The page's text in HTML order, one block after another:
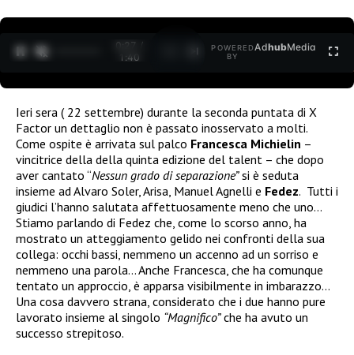
0:27 /
1:40
POWERED
BY
AdhubMedia
Ieri sera ( 22 settembre) durante la seconda puntata di X
Factor un dettaglio non è passato inosservato a molti.
Come ospite è arrivata sul palco Francesca Michielin –
vincitrice della della quinta edizione del talent – che dopo
aver cantato “Nessun grado di separazione”si è seduta
insieme ad Alvaro Soler, Arisa, Manuel Agnelli e Fedez. Tutti i
giudici l’hanno salutata affettuosamente meno che uno…
Stiamo parlando di Fedez che, come lo scorso anno, ha
mostrato un atteggiamento gelido nei confronti della sua
collega: occhi bassi, nemmeno un accenno ad un sorriso e
nemmeno una parola… Anche Francesca, che ha comunque
tentato un approccio, è apparsa visibilmente in imbarazzo…
Una cosa davvero strana, considerato che i due hanno pure
lavorato insieme al singolo “Magnifico”che ha avuto un
successo strepitoso.